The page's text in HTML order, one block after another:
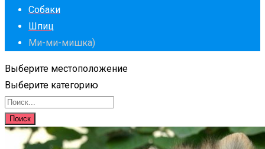
Собаки
Шпиц
Ми-ми-мишка)
Выберите местоположение
Выберите категорию
Поиск